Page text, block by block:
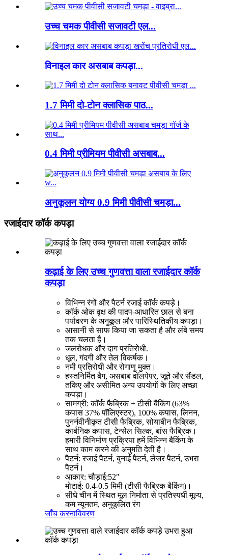
उच्च चमक पीवीसी सजावटी एल...
विनाइल कार असबाब कपड़ा...
1.7 मिमी दो-टोन क्लासिक पाठ...
0.4 मिमी प्रीमियम पीवीसी असबाब...
अनुकूलन योग्य 0.9 मिमी पीवीसी चमड़ा...
रजाईदार कॉर्क कपड़ा
कढ़ाई के लिए उच्च गुणवत्ता वाला रजाईदार कॉर्क
कपड़ा
विभिन्न रंगों और पैटर्न रजाई कॉर्क कपड़े।
कॉर्क ओक वृक्ष की पादप-आधारित छाल से बना
पर्यावरण के अनुकूल और पारिस्थितिकीय कपड़ा।
आसानी से साफ किया जा सकता है और लंबे समय
तक चलता है।
जलरोधक और दाग प्रतिरोधी.
धूल, गंदगी और तेल विकर्षक।
नमी प्रतिरोधी और रोगाणु मुक्त।
हस्तनिर्मित बैग, असबाब वॉलपेपर, जूते और सैंडल,
तकिए और असीमित अन्य उपयोगों के लिए अच्छा
कपड़ा।
सामग्री: कॉर्क फैब्रिक + टीसी बैकिंग (63%
कपास 37% पॉलिएस्टर), 100% कपास, लिनन,
पुनर्नवीनीकृत टीसी फैब्रिक, सोयाबीन फैब्रिक,
कार्बनिक कपास, टेन्सेल सिल्क, बांस फैब्रिक।
हमारी विनिर्माण प्रक्रिया हमें विभिन्न बैकिंग के
साथ काम करने की अनुमति देती है।
पैटर्न: रजाई पैटर्न, बुनाई पैटर्न, लेजर पैटर्न, उभरा
पैटर्न।
आकार: चौड़ाई:52″
मोटाई: 0.4-0.5 मिमी (टीसी फैब्रिक बैकिंग)।
सीधे चीन में स्थित मूल निर्माता से प्रतिस्पर्धी मूल्य,
कम न्यूनतम, अनुकूलित रंग
जाँच करनाविवरण